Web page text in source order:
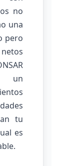
no
una
pero
un
tu
es